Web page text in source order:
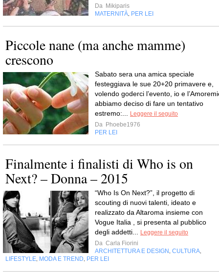
Da Mikiparis
MATERNITÀ, PER LEI
Piccole nane (ma anche mamme)
crescono
Sabato sera una amica speciale
festeggiava le sue 20+20 primavere e,
volendo goderci l’evento, io e
abbiamo deciso di fare un tentativo
estremo:... Leggere il seguito
Da Phoebe1976
PER LEI
Finalmente i finalisti di Who is on
Next? – Donna – 2015
“Who Is On Next?”, il progetto di
scouting di nuovi talenti, ideato e
realizzato da Altaroma insieme con
Vogue Italia , si presenta al pubblico
degli addetti... Leggere il seguito
Da Carla Fiorini
ARCHITETTURA E DESIGN , CULTURA,
LIFESTYLE, MODA E TREND, PER LEI